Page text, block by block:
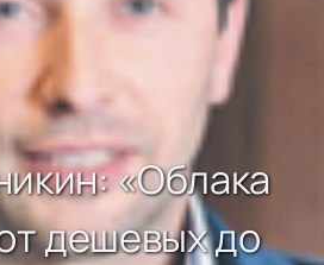
«Облака
дешевых до